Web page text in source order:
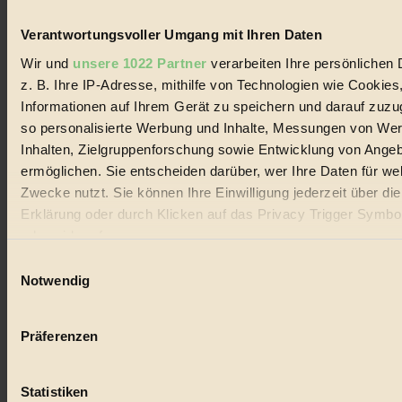
Verantwortungsvoller Umgang mit Ihren Daten
Wir und unsere 1022 Partner verarbeiten Ihre persönlichen
z. B. Ihre IP-Adresse, mithilfe von Technologien wie
Informationen auf Ihrem Gerät zu speichern und darauf
so personalisierte Werbung und Inhalte, Messungen von
Inhalten, Zielgruppenforschung sowie Entwicklung von
ermöglichen. Sie entscheiden darüber, wer Ihre Daten für
Zwecke nutzt. Sie können Ihre Einwilligung jederzeit über
Erklärung oder durch Klicken auf das Privacy Trigger
oder widerrufen
Wenn Sie es erlauben, würden wir auch gerne:
Ihr Gerät durch aktives Scannen nach bestimmten
Erfahren Sie mehr darüber, wie Ihre persönlichen Daten
Notwendig
Präferenzen
Statistiken
Coverstory
GROSSER WIRBEL um Versuche, den Ozean und
seine Bewegungen festzuhalten.
Außerdem im Heft
RISKANT:
Wenn Meeres- und Wildvögel im
Freilandhühnerbetrieb vorbeischauen.
GEMEIN:Tropische Stechmücken fühlen sich in
Entleerung voll wieder zu dir zurückkommen.
Der BIORAMA-Newsletter